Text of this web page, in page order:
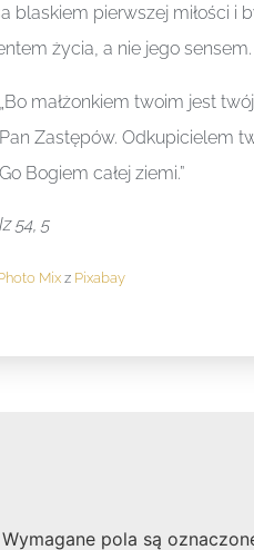
blaskiem pierwszej miłości i
życia, a nie jego sensem.
„Bo małżonkiem twoim jest
Pan Zastępów. Odkupicielem
Go Bogiem całej ziemi.”
Iz 54, 5
Mix z Pixabay
Wymagane pola są